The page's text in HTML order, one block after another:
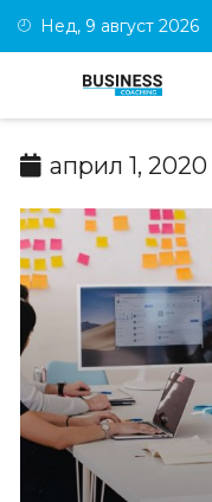
Нед, 9 август 2026
април 1, 2020